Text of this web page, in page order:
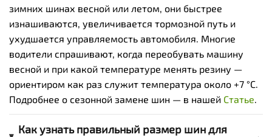
зимних шинах весной или летом, они быстрее
изнашиваются, увеличивается тормозной путь и
ухудшается управляемость автомобиля. Многие
водители спрашивают, когда переобувать машину
весной и при какой температуре менять резину —
ориентиром как раз служит температура около +7 °C.
Подробнее о сезонной замене шин — в нашей Cтатье.
Как узнать правильный размер шин для